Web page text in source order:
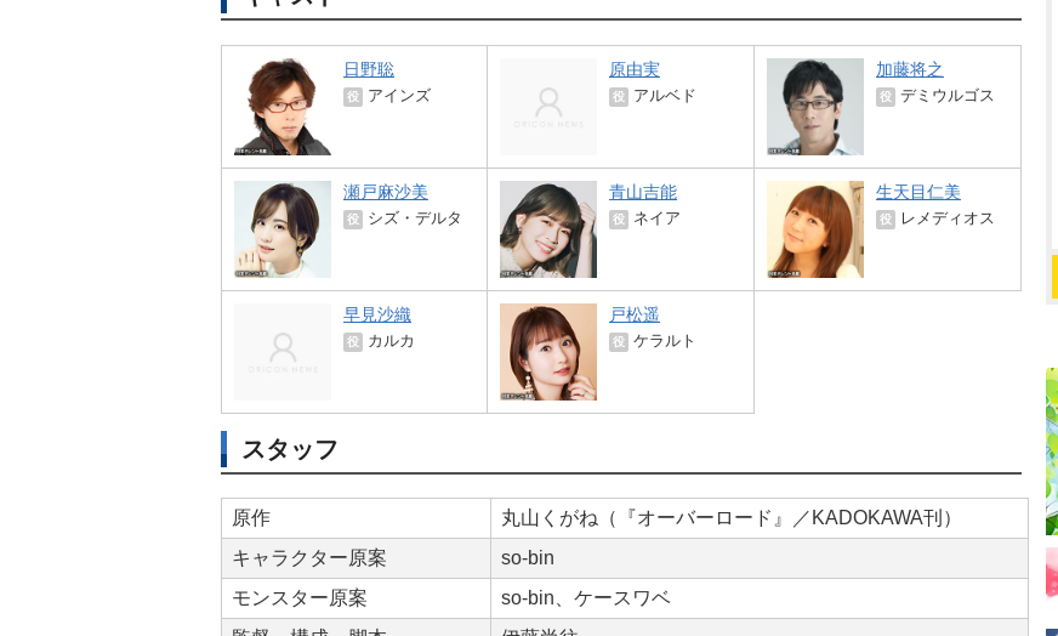
日野聡
役 アインズ
原由実
役 アルベド
加藤将之
役 デミウルゴス
瀬戸麻沙美
役 シズ・デルタ
青山吉能
役 ネイア
生天目仁美
役 レメディオス
早見沙織
役 カルカ
戸松遥
役 ケラルト
スタッフ
原作
丸山くがね（『オーバーロード』／KADOKAWA刊）
キャラクター原案
so-bin
モンスター原案
so-bin、ケースワベ